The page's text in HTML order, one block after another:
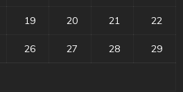
19 20 21 22
26 27 28 29